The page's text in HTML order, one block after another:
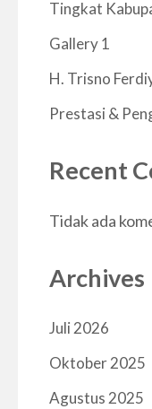
Tingkat
Gallery 1
H. Trisno
Prestasi &
Recent
Tidak ada
Archives
Juli 2026
Oktober 2025
Agustus 2025